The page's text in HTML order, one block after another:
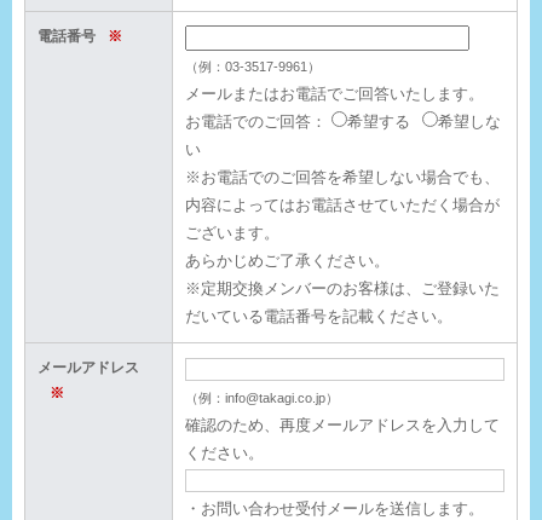
電話番号 ※
（例：03-3517-9961）
メールまたはお電話でご回答いたします。
お電話でのご回答：
希望する
希望しな
い
※お電話でのご回答を希望しない場合でも、
内容によってはお電話させていただく場合が
ございます。
あらかじめご了承ください。
※定期交換メンバーのお客様は、ご登録いた
だいている電話番号を記載ください。
メールアドレス
※
（例：info@takagi.co.jp）
確認のため、再度メールアドレスを入力して
ください。
・お問い合わせ受付メールを送信します。